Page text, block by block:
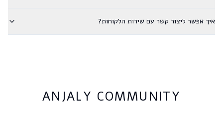
איך אפשר ליצור קשר עם שירות הלקוחות?
ANJALY COMMUNITY